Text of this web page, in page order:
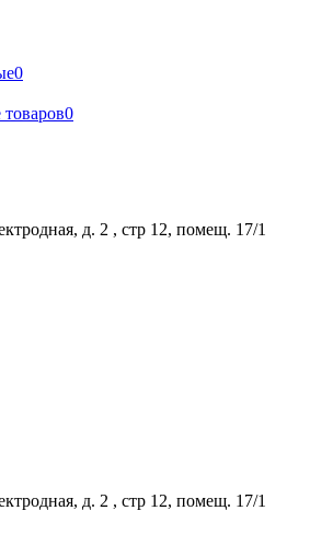
0
0
д. 2 , стр 12, помещ. 17/1
д. 2 , стр 12, помещ. 17/1